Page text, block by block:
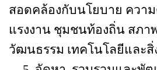
สอดคล้องกับนโยบาย ควา
แรงงาน ชุมชนท้องถิ่น สภา
วัฒนธรรม เทคโนโลยีและ